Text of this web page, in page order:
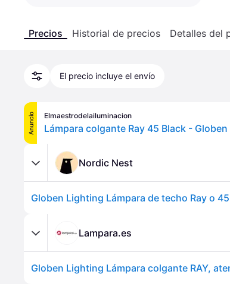
Precios Historial de precios Detalles del
El precio incluye el envío
Anuncio Elmaestrodelailuminacion
Nordic Nest
Globen Lighting Lámpara de techo Ray o
Lampara.es